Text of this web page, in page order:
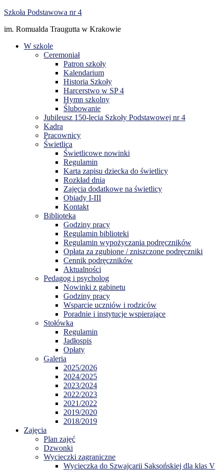
do
treści
Skip
content
Szkoła Podstawowa nr 4
im. Romualda Traugutta w Krakowie
W szkole
Ceremoniał
Patron szkoły
Kalendarium
Historia Szkoły
Harcerstwo w SP 4
Hymn szkolny
Ślubowanie
Jubileusz 150-lecia Szkoły Podstawowej nr 4
Kadra
Pracownicy
Świetlica
Świetlicowe nowinki
Regulamin
Karta zapisu dziecka do świetlicy
Rozkład dnia
Zajęcia dodatkowe na świetlicy
Obiady I-III
Kontakt
Biblioteka
Godziny pracy
Regulamin biblioteki
Regulamin wypożyczania podręczników
Opłata za zgubione / zniszczone podręczniki
Cennik podręczników
Aktualności
Pedagog i psycholog
Nowinki z gabinetu
Godziny pracy
Wsparcie uczniów i rodziców
Poradnie i instytucje wspierające
Stołówka
Regulamin
Jadłospis
Opłaty
Galeria
2025/2026
2024/2025
2023/2024
2022/2023
2021/2022
2019/2020
2018/2019
Zajęcia
Plan zajęć
Dzwonki
Wycieczki zagraniczne
Wycieczka do Szwajcarii Saksońskiej dla klas V